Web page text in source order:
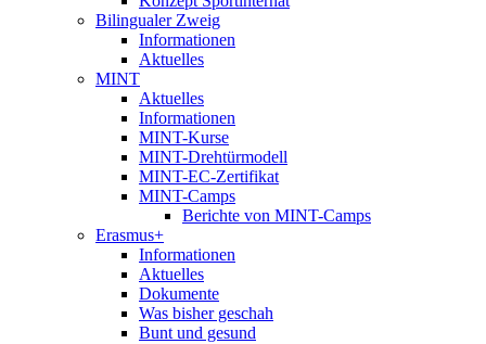
Bilingualer Zweig
Informationen
Aktuelles
MINT
Aktuelles
Informationen
MINT-Kurse
MINT-Drehtürmodell
MINT-EC-Zertifikat
MINT-Camps
Berichte von MINT-Camps
Erasmus+
Informationen
Aktuelles
Dokumente
Was bisher geschah
Bunt und gesund